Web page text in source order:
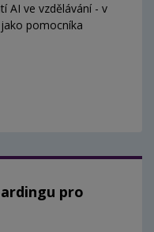
AI ve vzdělávání - v
pomocníka
pro